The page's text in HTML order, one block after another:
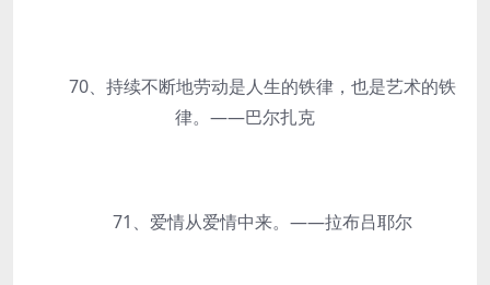
70、持续不断地劳动是人生的铁律，也是艺术的铁
律。——巴尔扎克
71、爱情从爱情中来。——拉布吕耶尔